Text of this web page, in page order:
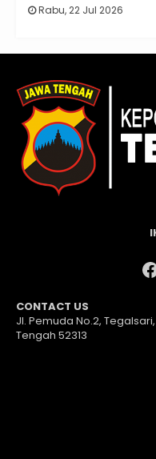
Rabu, 22 Jul 2026
CONTACT US
Jl. Pemuda No.2,
Tengah 52313